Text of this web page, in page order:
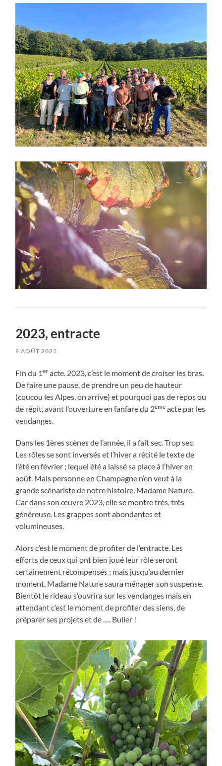
2023, entracte
9 AOÛT 2023
Fin du 1er acte. 2023, c’est le moment de croiser les bras.
De faire une pause, de prendre un peu de hauteur
(coucou les Alpes, on arrive) et pourquoi pas de repos ou
de répit, avant l’ouverture en fanfare du 2ème acte par les
vendanges.
Dans les 1ères scènes de l’année, il a fait sec. Trop sec.
Les rôles se sont inversés et l’hiver a récité le texte de
l’été en février ; lequel été a laissé sa place à l’hiver en
août. Mais personne en Champagne n’en veut à la
grande scénariste de notre histoire, Madame Nature.
Car dans son œuvre 2023, elle se montre très, très
généreuse. Les grappes sont abondantes et
volumineuses.
Alors c’est le moment de profiter de l’entracte. Les
efforts de ceux qui ont bien joué leur rôle seront
certainement récompensés ; mais jusqu’au dernier
moment, Madame Nature saura ménager son suspense.
Bientôt le rideau s’ouvrira sur les vendanges mais en
attendant c’est le moment de profiter des siens, de
préparer ses projets et de …. Buller !